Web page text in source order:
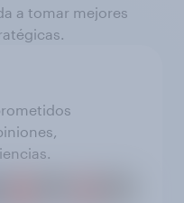
a tomar mejores